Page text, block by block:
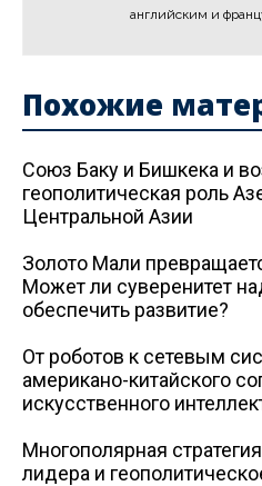
английским и
Похожие
Союз Баку и Бишкека и
геополитическая роль
Центральной Азии
Золото Мали
Может ли суверенитет
обеспечить развитие?
От роботов к сетевым
американо-китайского
искусственного
Многополярная
лидера и